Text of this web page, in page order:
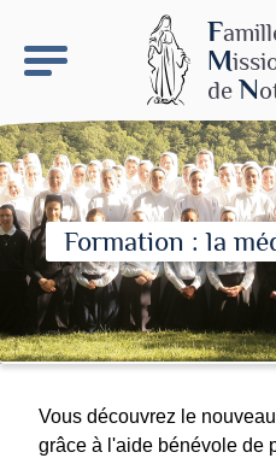
F
M
de N
Faire
Formation : la
Vous découvrez le
grâce à l'aide bénévole de